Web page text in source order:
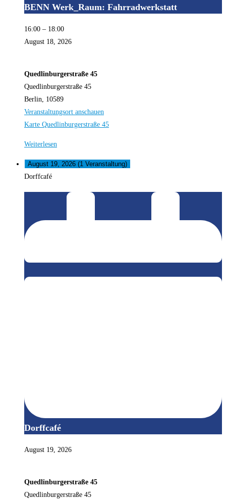
BENN Werk_Raum: Fahrradwerkstatt
16:00 – 18:00
August 18, 2026
Quedlinburgerstraße 45
Quedlinburgerstraße 45
Berlin, 10589
Veranstaltungsort anschauen
Karte Quedlinburgerstraße 45
Weiterlesen
August 19, 2026 (1 Veranstaltung)
Dorffcafé
Dorffcafé
August 19, 2026
Quedlinburgerstraße 45
Quedlinburgerstraße 45